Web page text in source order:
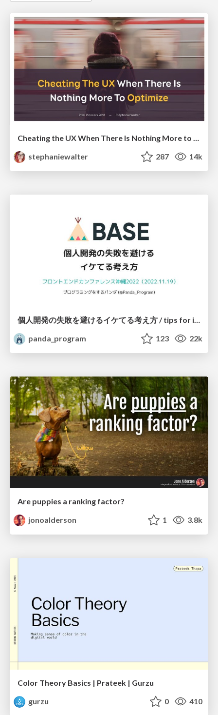
Cheating the UX When There Is Nothing More to Optimize - PixelPioneers
stephaniewalter
287 14k
panda_program
123 22k
Are puppies a ranking factor?
jonoalderson
1 3.8k
Color Theory Basics | Prateek | Gurzu
gurzu
0 410